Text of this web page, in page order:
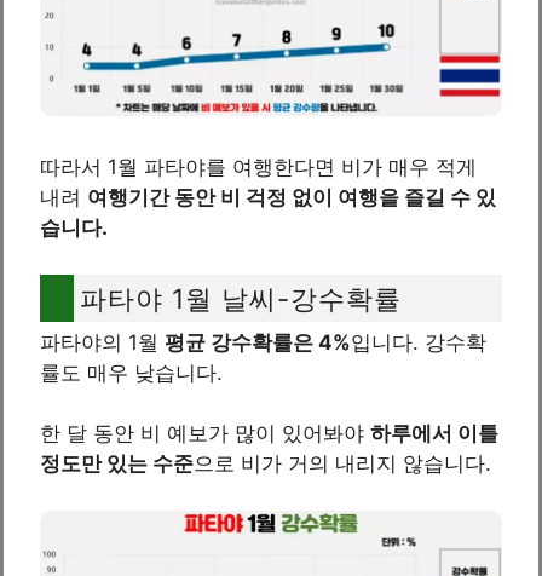
따라서 1월 파타야를 여행한다면 비가 매우 적게
내려 여행기간 동안 비 걱정 없이 여행을 즐길 수 있
습니다.
파타야 1월 날씨-강수확률
파타야의 1월 평균 강수확률은 4%입니다. 강수확
률도 매우 낮습니다.
한 달 동안 비 예보가 많이 있어봐야 하루에서 이틀
정도만 있는 수준으로 비가 거의 내리지 않습니다.